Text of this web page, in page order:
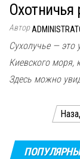
Охотничья
Автор
Сухолучье — это
Киевского моря,
Здесь можно
записей